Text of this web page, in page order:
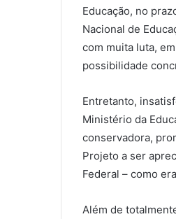
Educação, no
Nacional de
com muita luta,
possibilidade
Entretanto,
Ministério da
conservadora,
Projeto a ser
Federal – como
Além de